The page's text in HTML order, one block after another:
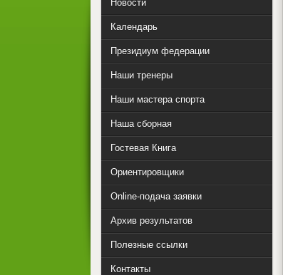
Новости
Календарь
Президиум федерации
Наши тренеры
Наши мастера спорта
Наша сборная
Гостевая Книга
Ориентировщики
Online-подача заявки
Архив результатов
Полезные ссылки
Контакты